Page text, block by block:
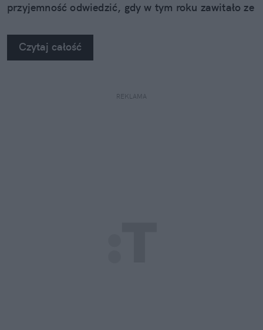
przyjemność odwiedzić, gdy w tym roku zawitało ze
Czytaj całość
REKLAMA